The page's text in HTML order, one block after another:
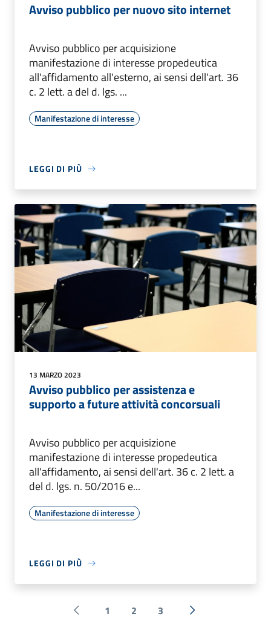
Avviso pubblico per nuovo sito internet
Avviso pubblico per acquisizione
manifestazione di interesse propedeutica
all'affidamento all'esterno, ai sensi dell'art. 36
c. 2 lett. a del d. lgs. ...
Manifestazione di interesse
LEGGI DI PIÙ
13 MARZO 2023
Avviso pubblico per assistenza e
supporto a future attività concorsuali
Avviso pubblico per acquisizione
manifestazione di interesse propedeutica
all'affidamento, ai sensi dell'art. 36 c. 2 lett. a
del d. lgs. n. 50/2016 e...
Manifestazione di interesse
LEGGI DI PIÙ
Pagina precedente
1 2 3 Successiva »